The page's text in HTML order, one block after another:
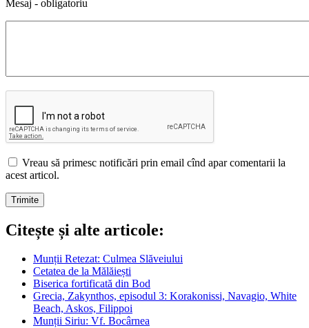
Mesaj - obligatoriu
Vreau să primesc notificări prin email cînd apar comentarii la
acest articol.
Citește și alte articole:
Munții Retezat: Culmea Slăveiului
Cetatea de la Mălăiești
Biserica fortificată din Bod
Grecia, Zakynthos, episodul 3: Korakonissi, Navagio, White
Beach, Askos, Filippoi
Munții Siriu: Vf. Bocârnea